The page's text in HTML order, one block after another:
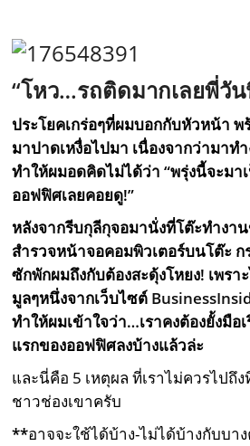
“โหว…รถติดมากเลยพี่วัน
ประโยคเกร่อๆที่ผมบอกกับหัวหน้า
มาปาดเหงื่อไปมา เนื่องจากว่ามาท
ทำให้ผมอดคิดไม่ได้ว่า “พรุ่งนี้จะมา
ออฟฟิศเลยคอยดู!”
หลังจากรีบกุลีกุจอมานั่งที่โต๊ะทำงาน
สำรวจหน้าจอคอมพิวเตอร์บนโต๊ะ
ซักพักผมถึงกับต้องสะดุ้งโหยง! เพร
มูลๆหนึ่งจากเว็บไซต์
ทำให้ผมเข้าใจว่า…เราคงต้องยั้งมือ
แรกของออฟฟิศลงบ้างแล้วล่ะ
และนี่คือ 5 เหตุผล ที่เราไม่ควรไป
ชาวช่องเขาครับ
**อาจจะใช้ได้บ้าง-ไม่ได้บ้างกับบา